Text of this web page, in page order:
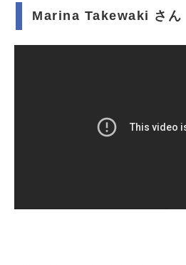
Marina Takewaki さん